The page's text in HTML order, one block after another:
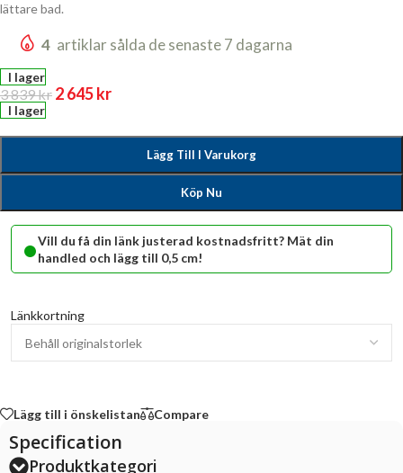
lättare bad.
4 artiklar sålda de senaste 7 dagarna
I lager
3 839kr 2 645kr
I lager
Lägg Till I Varukorg
Köp Nu
•Vill du få din länk justerad kostnadsfritt? Mät din
handled och lägg till 0,5 cm!
Länkkortning
Lägg till i önskelistan Compare
Specification
Produktkategori